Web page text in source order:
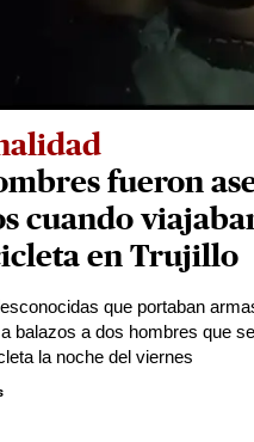
fueron
cuando
en Trujillo
que portaban
balazos a dos hombres que
la noche del viernes